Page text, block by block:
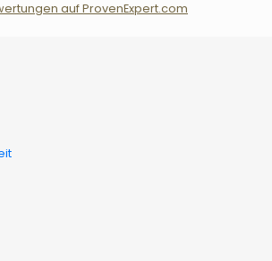
auf ProvenExpert.com